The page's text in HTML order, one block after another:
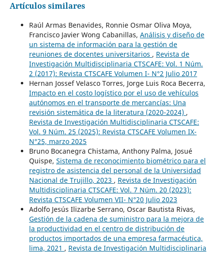
Artículos similares
Raúl Armas Benavides, Ronnie Osmar Oliva Moya,
Francisco Javier Wong Cabanillas, Análisis y diseño de
un sistema de información para la gestión de
reuniones de docentes universitarios , Revista de
Investigación Multidisciplinaria CTSCAFE: Vol. 1 Núm.
2 (2017): Revista CTSCAFE Volumen I- N°2 Julio 2017
Hernan Jossef Velasco Torres, Jorge Luis Roca Becerra,
Impacto en el costo logístico por el uso de vehículos
autónomos en el transporte de mercancías: Una
revisión sistemática de la literatura (2020-2024) ,
Revista de Investigación Multidisciplinaria CTSCAFE:
Vol. 9 Núm. 25 (2025): Revista CTSCAFE Volumen IX-
N°25, marzo 2025
Bruno Bocanegra Chistama, Anthony Palma, Josué
Quispe, Sistema de reconocimiento biométrico para el
registro de asistencia del personal de la Universidad
Nacional de Trujillo, 2023 , Revista de Investigación
Multidisciplinaria CTSCAFE: Vol. 7 Núm. 20 (2023):
Revista CTSCAFE Volumen VII- N°20 Julio 2023
Adolfo Jesús Ilizarbe Serrano, Oscar Bautista Rivas,
Gestión de la cadena de suministro para la mejora de
la productividad en el centro de distribución de
productos importados de una empresa farmacéutica,
lima, 2021 , Revista de Investigación Multidisciplinaria